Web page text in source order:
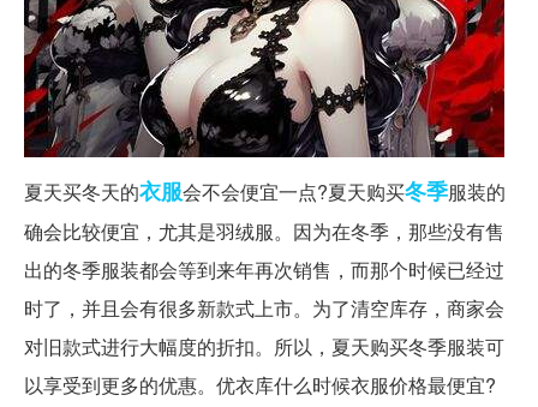
夏天买冬天的衣服会不会便宜一点?夏天购买冬季服装的
确会比较便宜，尤其是羽绒服。因为在冬季，那些没有售
出的冬季服装都会等到来年再次销售，而那个时候已经过
时了，并且会有很多新款式上市。为了清空库存，商家会
对旧款式进行大幅度的折扣。所以，夏天购买冬季服装可
以享受到更多的优惠。优衣库什么时候衣服价格最便宜?